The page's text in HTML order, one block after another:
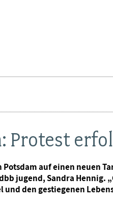
Protest
auf einen neuen
jugend, Sandra
den gestiegenen